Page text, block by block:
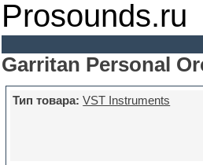
Prosounds.ru
Garritan Personal
Тип товара: VST Instruments